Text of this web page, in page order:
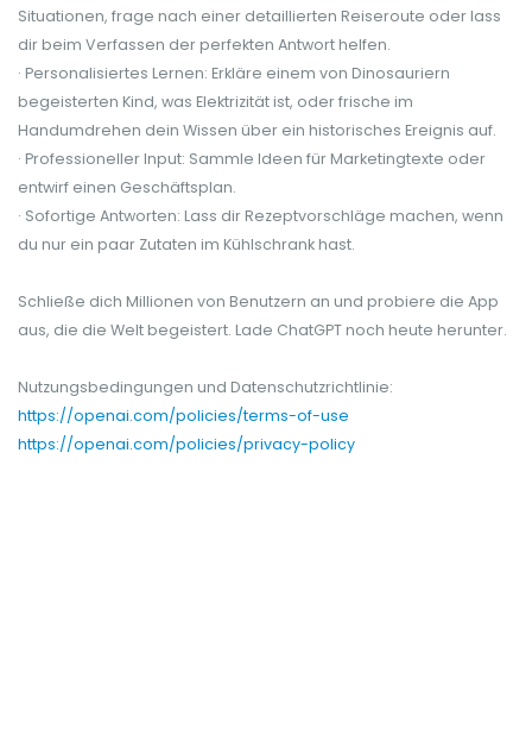
Situationen, frage nach einer detaillierten Reiseroute oder lass
dir beim Verfassen der perfekten Antwort helfen.
· Personalisiertes Lernen: Erkläre einem von Dinosauriern
begeisterten Kind, was Elektrizität ist, oder frische im
Handumdrehen dein Wissen über ein historisches Ereignis auf.
· Professioneller Input: Sammle Ideen für Marketingtexte oder
entwirf einen Geschäftsplan.
· Sofortige Antworten: Lass dir Rezeptvorschläge machen, wenn
du nur ein paar Zutaten im Kühlschrank hast.
Schließe dich Millionen von Benutzern an und probiere die App
aus, die die Welt begeistert. Lade ChatGPT noch heute herunter.
Nutzungsbedingungen und Datenschutzrichtlinie:
https://openai.com/policies/terms-of-use
https://openai.com/policies/privacy-policy